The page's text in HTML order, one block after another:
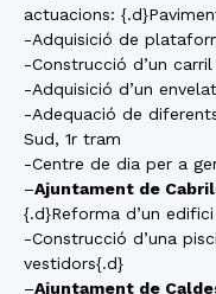
actuacions:
-Adquisició de
-Construcció d’un
-Adquisició d’un envelat
-Adequació de
Sud, 1r tram
-Centre de dia per a
–Ajuntament de
{.d}Reforma d’un
-Construcció d’una
vestidors{.d}
–Ajuntament de